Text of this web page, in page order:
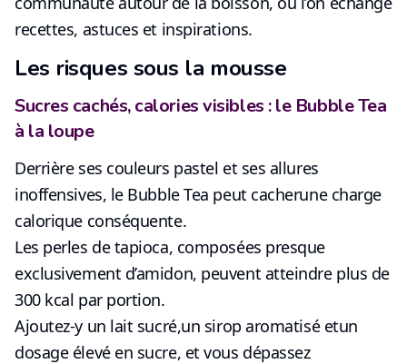
recettes, astuces et inspirations.
Les risques sous la mousse
Sucres cachés, calories visibles : le Bubble Tea
à la loupe
Derrière ses couleurs pastel et ses allures
inoffensives, le Bubble Tea peut cacherune charge
calorique conséquente.
Les perles de tapioca, composées presque
exclusivement d’amidon, peuvent atteindre plus de
300 kcal par portion.
Ajoutez-y un lait sucré,un sirop aromatisé etun
dosage élevé en sucre, et vous dépassez